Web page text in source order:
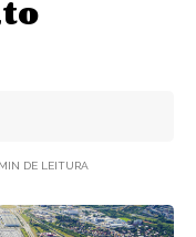
DE LEITURA